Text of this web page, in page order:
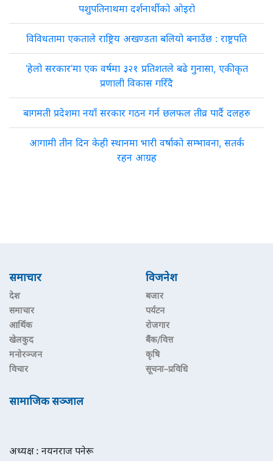
पशुपतिनाथमा दर्शनार्थीको ओइरो
विविधतामा एकताले राष्ट्रिय अखण्डता बलियो बनाउँछ : राष्ट्रपति
‘हेलो सरकार’मा एक वर्षमा ३२१ प्रतिशतले बढे गुनासा, एकीकृत
प्रणाली विकास गरिँदै
बागमती प्रदेशमा नयाँ सरकार गठन गर्न छलफल तीव्र पार्दै दलहरु
आगामी तीन दिन केही स्थानमा भारी वर्षाको सम्भावना, सतर्क
रहन आग्रह
समाचार
देश
समाचार
आर्थिक
खेलकुद
मनोरञ्जन
विचार
विजनेश
बजार
पर्यटन
रोजगार
बैंक/वित्त
कृषि
सूचना–प्रविधि
सामाजिक सञ्जाल
अध्यक्ष : नयनराज पनेरू